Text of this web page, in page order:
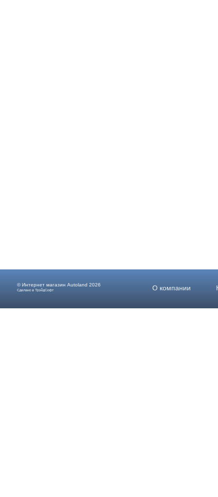
© Интернет магазин Autoland 2026
Сделано в ТрэйдСофт О компании